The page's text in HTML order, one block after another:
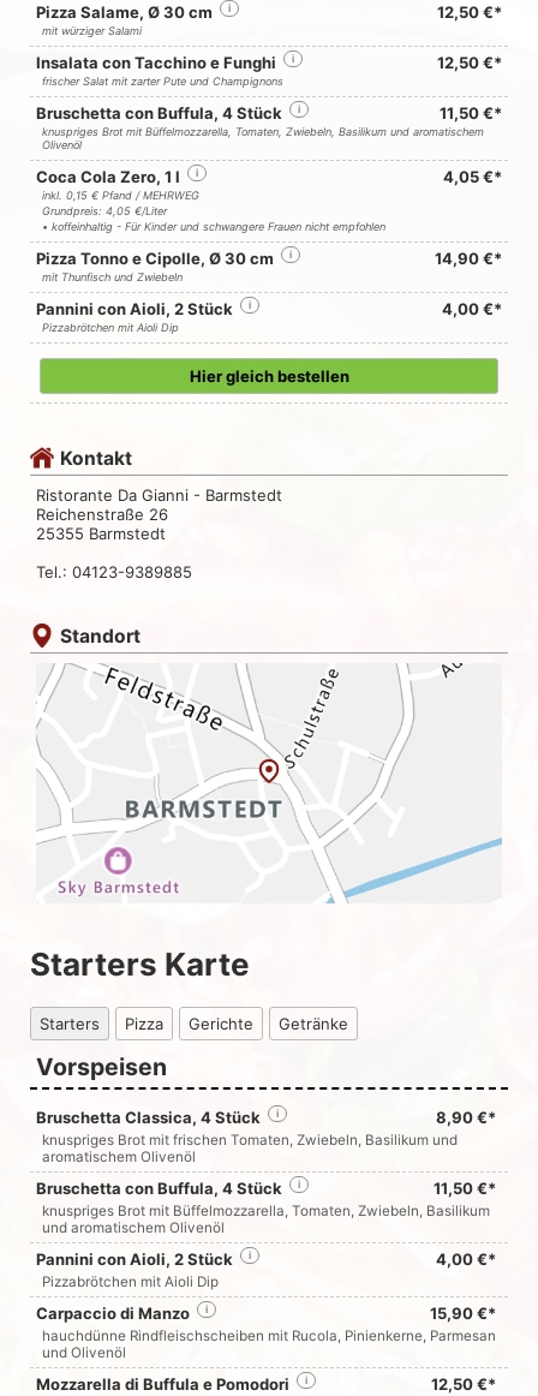
Pizza Salame, Ø 30 cm i 12,50 €*
mit würziger Salami
Insalata con Tacchino e Funghi i 12,50 €*
frischer Salat mit zarter Pute und Champignons
Bruschetta con Buffula, 4 Stück i 11,50 €*
knuspriges Brot mit Büffelmozzarella, Tomaten, Zwiebeln, Basilikum und aromatischem
Olivenöl
Coca Cola Zero, 1 l i 4,05 €*
inkl. 0,15 € Pfand / MEHRWEG
Grundpreis: 4,05 €/Liter
• koffeinhaltig - Für Kinder und schwangere Frauen nicht empfohlen
Pizza Tonno e Cipolle, Ø 30 cm i 14,90 €*
mit Thunfisch und Zwiebeln
Pannini con Aioli, 2 Stück i 4,00 €*
Pizzabrötchen mit Aioli Dip
Hier gleich bestellen
Kontakt
Ristorante Da Gianni - Barmstedt
Reichenstraße 26
25355 Barmstedt
Tel.: 04123-9389885
Standort
Starters Karte
Starters Pizza Gerichte Getränke
Vorspeisen
Bruschetta Classica, 4 Stück 8,90 €*
i
knuspriges Brot mit frischen Tomaten, Zwiebeln, Basilikum und
aromatischem Olivenöl
Bruschetta con Buffula, 4 Stück 11,50 €*
i
knuspriges Brot mit Büffelmozzarella, Tomaten, Zwiebeln, Basilikum
und aromatischem Olivenöl
Pannini con Aioli, 2 Stück 4,00 €*
i
Pizzabrötchen mit Aioli Dip
Carpaccio di Manzo 15,90 €*
i
hauchdünne Rindfleischscheiben mit Rucola, Pinienkerne, Parmesan
und Olivenöl
Mozzarella di Buffula e Pomodori 12,50 €*
i